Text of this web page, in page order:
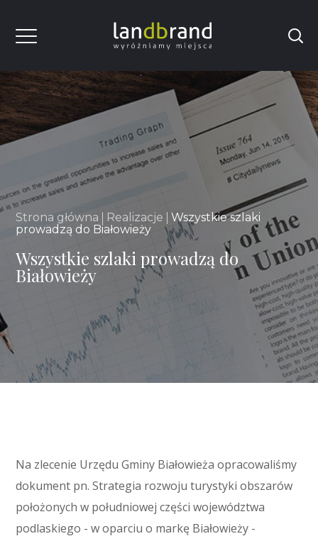
Wszystkie szlaki prowadzą do
Białowieży
Strona główna Realizacje
Wszystkie szlaki
prowadzą do Białowieży
Na zlecenie Urzędu Gminy Białowieża opracowaliśmy
dokument pn. Strategia rozwoju turystyki obszarów
położonych w południowej części województwa
podlaskiego - w oparciu o markę Białowieży -